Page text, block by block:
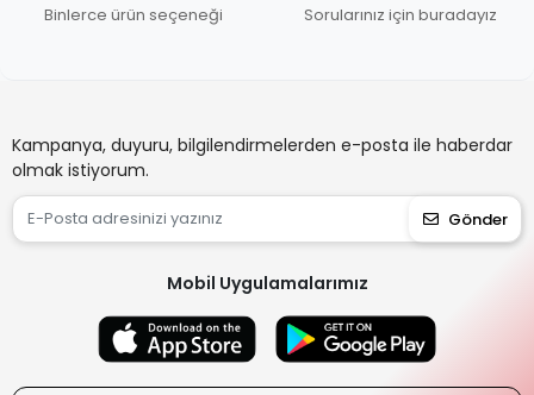
Binlerce ürün seçeneği Sorularınız için buradayız
Kampanya, duyuru, bilgilendirmelerden e-posta ile haberdar
olmak istiyorum.
Gönder
Mobil Uygulamalarımız